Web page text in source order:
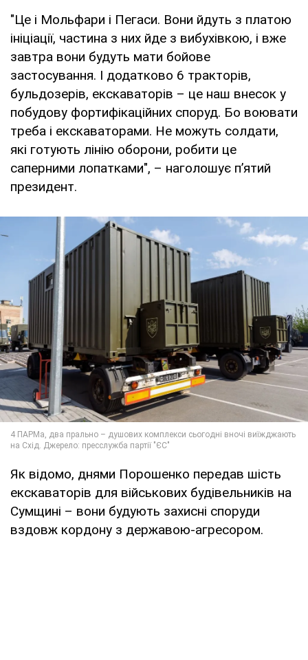
"Це і Мольфари і Пегаси. Вони йдуть з платою
ініціації, частина з них йде з вибухівкою, і вже
завтра вони будуть мати бойове
застосування. І додатково 6 тракторів,
бульдозерів, екскаваторів – це наш внесок у
побудову фортифікаційних споруд. Бо воювати
треба і екскаваторами. Не можуть солдати,
які готують лінію оборони, робити це
саперними лопатками", – наголошує пʼятий
президент.
Як відомо, днями Порошенко передав шість
екскаваторів для військових будівельників на
Сумщині – вони будують захисні споруди
вздовж кордону з державою-агресором.